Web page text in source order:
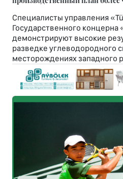
Специалисты управления
Государственного концерна
демонстрируют высокие
разведке углеводородного
месторождениях западного